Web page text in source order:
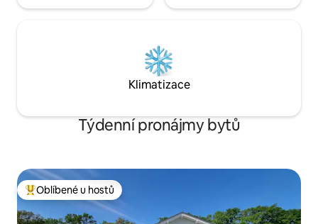
Klimatizace
Týdenní pronájmy bytů
Nejlepší v kategorii Oblíbené u hostů
Oblíbené u hostů